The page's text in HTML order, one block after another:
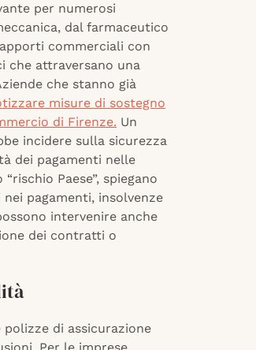
per numerosi
dal farmaceutico
commerciali con
che attraversano una
che stanno già
misure di sostegno
di Firenze. Un
incidere sulla sicurezza
dei pagamenti nelle
Paese”, spiegano
pagamenti, insolvenze
intervenire anche
dei contratti o
di assicurazione